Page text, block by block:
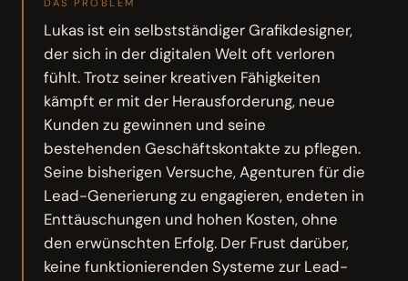
DAS PROBLEM
Lukas ist ein selbstständiger Grafikdesigner,
der sich in der digitalen Welt oft verloren
fühlt. Trotz seiner kreativen Fähigkeiten
kämpft er mit der Herausforderung, neue
Kunden zu gewinnen und seine
bestehenden Geschäftskontakte zu pflegen.
Seine bisherigen Versuche, Agenturen für die
Lead-Generierung zu engagieren, endeten in
Enttäuschungen und hohen Kosten, ohne
den erwünschten Erfolg. Der Frust darüber,
keine funktionierenden Systeme zur Lead-